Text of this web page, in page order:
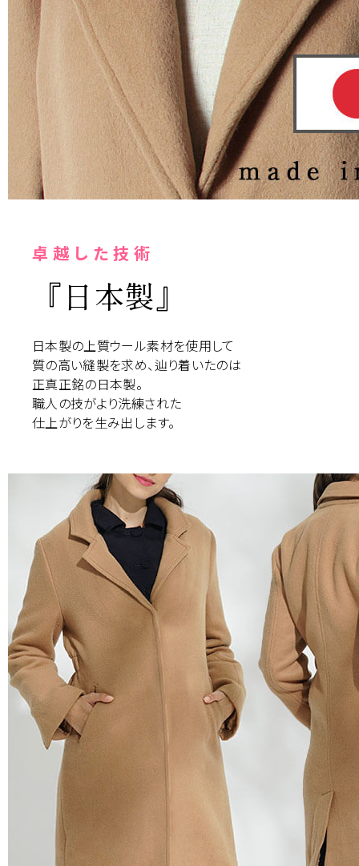
卓越した技術
『日本製』
日本製の上質ウール素材を使用して
質の高い縫製を求め、辿り着いたのは
正真正銘の日本製。
職人の技がより洗練された
仕上がりを生み出します。